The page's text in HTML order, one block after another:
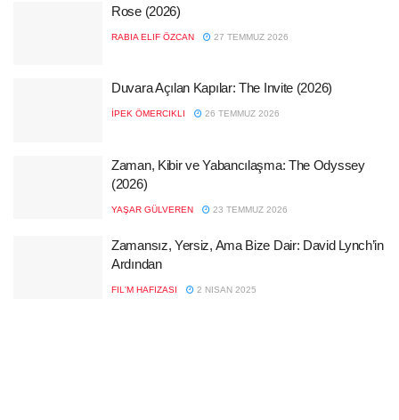
Rose (2026)
RABIA ELIF ÖZCAN 27 TEMMUZ 2026
Duvara Açılan Kapılar: The Invite (2026)
İPEK ÖMERCIKLI 26 TEMMUZ 2026
Zaman, Kibir ve Yabancılaşma: The Odyssey
(2026)
YAŞAR GÜLVEREN 23 TEMMUZ 2026
Zamansız, Yersiz, Ama Bize Dair: David Lynch’in
Ardından
FIL'M HAFIZASI 2 NISAN 2025